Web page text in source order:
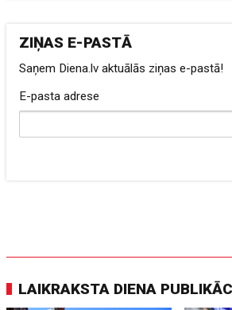
ZIŅAS E-PASTĀ
Saņem Diena.lv aktuālās ziņas e-pastā!
E-pasta adrese
LAIKRAKSTA DIENA